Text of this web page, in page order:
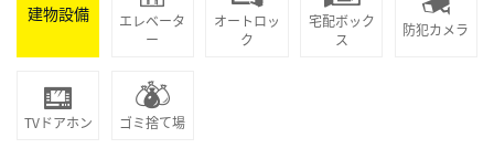
建物設備
エレベータ
ー
オートロッ
ク
宅配ボック
ス
防犯カメラ
TVドアホン ゴミ捨て場